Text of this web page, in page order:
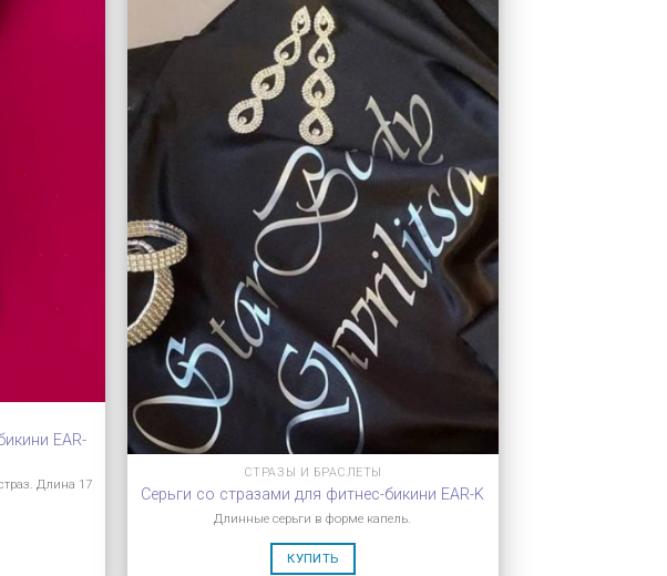
EAR-
Длина 17
СТРАЗЫ И БРАСЛЕТЫ
Серьги со стразами для фитнес-бикини EAR-K
Длинные серьги в форме капель.
КУПИТЬ